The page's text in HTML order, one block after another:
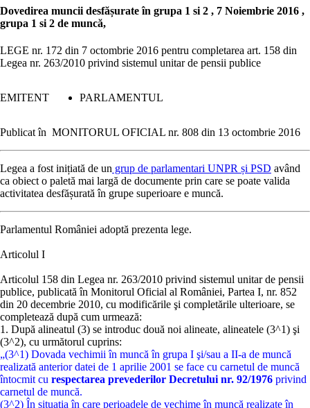
Dovedirea muncii desfășurate în grupa 1 si 2 , 7 Noiembrie 2016 ,
grupa 1 si 2 de muncă,
LEGE nr. 172 din 7 octombrie 2016 pentru completarea art. 158 din
Legea nr. 263/2010 privind sistemul unitar de pensii publice
EMITENT PARLAMENTUL
Publicat în MONITORUL OFICIAL nr. 808 din 13 octombrie 2016
Legea a fost inițiată de un grup de parlamentari UNPR și PSD având
ca obiect o paletă mai largă de documente prin care se poate valida
activitatea desfășurată în grupe superioare e muncă.
Parlamentul României adoptă prezenta lege.
Articolul I
Articolul 158 din Legea nr. 263/2010 privind sistemul unitar de pensii
publice, publicată în Monitorul Oficial al României, Partea I, nr. 852
din 20 decembrie 2010, cu modificările şi completările ulterioare, se
completează după cum urmează:
1. După alineatul (3) se introduc două noi alineate, alineatele (3^1) şi
(3^2), cu următorul cuprins:
„(3^1) Dovada vechimii în muncă în grupa I şi/sau a II-a de muncă
realizată anterior datei de 1 aprilie 2001 se face cu carnetul de muncă
întocmit cu respectarea prevederilor Decretului nr. 92/1976 privind
carnetul de muncă.
(3^2) În situaţia în care perioadele de vechime în muncă realizate în